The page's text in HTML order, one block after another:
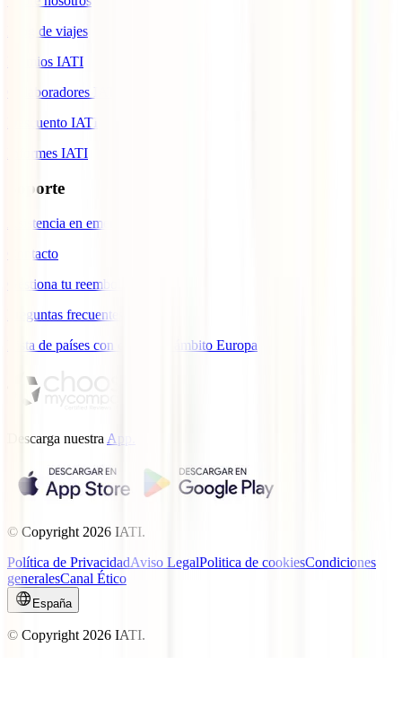
Blog de viajes
Premios IATI
Colaboradores IATI
Descuento IATI
Informes IATI
Soporte
Asistencia en emergencias
Contacto
Gestiona tu reembolso
Preguntas frecuentes
Lista de países con cobertura ámbito Europa
Descarga nuestra App.
© Copyright 2026 IATI.
Política de PrivacidadAviso LegalPolitica de cookiesCondiciones
generalesCanal Ético
España
© Copyright 2026 IATI.